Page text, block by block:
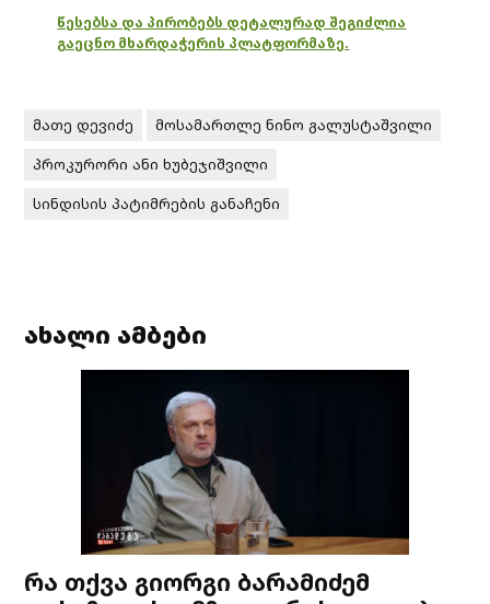
წესებსა და პირობებს დეტალურად შეგიძლია
გაეცნო მხარდაჭერის პლატფორმაზე.
მათე დევიძე
მოსამართლე ნინო გალუსტაშვილი
პროკურორი ანი ხუბეჯიშვილი
სინდისის პატიმრების განაჩენი
ახალი ამბები
რა თქვა გიორგი ბარამიძემ